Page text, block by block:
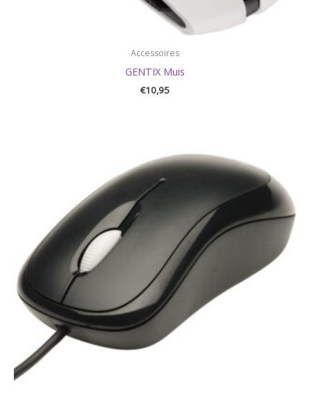
Accessoires
GENTIX Muis
€10,95